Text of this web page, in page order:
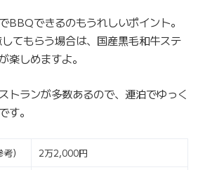
BBQできるのもうれしいポイント。
てもらう場合は、国産黒毛和牛ステ
楽しめますよ。
トランが多数あるので、連泊でゆっく
す。
） 2万2,000円